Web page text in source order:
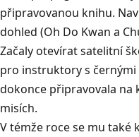
připravovanou knihu.
dohled (Oh Do Kwan a
Začaly otevírat satelitní
pro instruktory s černými
dokonce připravovala
misích.
V témže roce se mu také